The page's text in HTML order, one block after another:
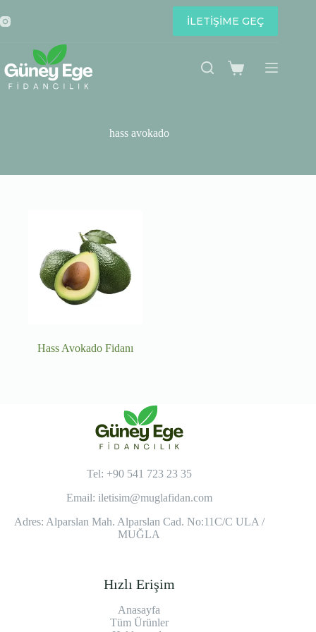
to
content
İLETİŞİME GEÇ
Shopping
hass avokado
Hass Avokado Fidanı
Tel: +90 541 723 23 35
Email: iletisim@muglafidan.com
Adres: Alparslan Mah. Alparslan Cad. No:11C/C ULA /
MUĞLA
Hızlı Erişim
Anasayfa
Tüm Ürünler